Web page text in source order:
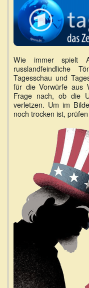
Wie immer spielt
russlandfeindliche
Tagesschau und
für die Vorwürfe aus
Frage nach, ob die
verletzen. Um im
noch trocken ist,